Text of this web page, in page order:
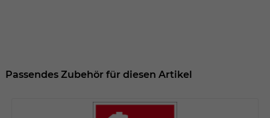
Passendes Zubehör für diesen Artikel